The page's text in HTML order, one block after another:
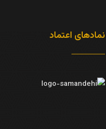
نمادهای اعتماد